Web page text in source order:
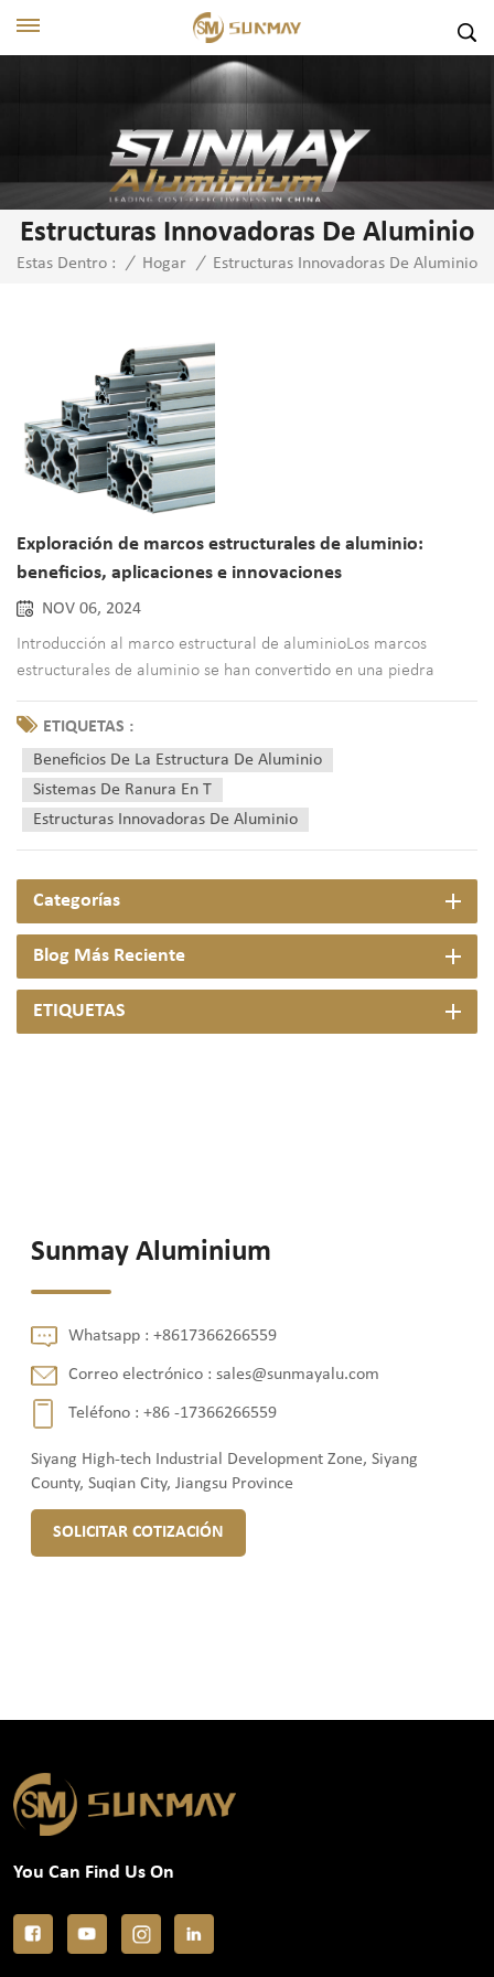
Estructuras Innovadoras De Aluminio
Estas Dentro : / Hogar / Estructuras Innovadoras De Aluminio
Exploración de marcos estructurales de aluminio:
beneficios, aplicaciones e innovaciones
NOV 06, 2024
Introducción al marco estructural de aluminioLos marcos
estructurales de aluminio se han convertido en una piedra
angular de la construcción y la fabricación modernas,
ofreciendo una combinación de propiedades de ligereza,
resistencia y versatilidad que los materiales tradicionales como
el acero luc...
ETIQUETAS :
Beneficios De La Estructura De Aluminio
Sistemas De Ranura En T
Estructuras Innovadoras De Aluminio
Categorías
Blog Más Reciente
ETIQUETAS
Sunmay Aluminium
Whatsapp :+8617366266559
Correo electrónico :sales@sunmayalu.com
Teléfono :+86 -17366266559
Siyang High-tech Industrial Development Zone, Siyang
County, Suqian City, Jiangsu Province
SOLICITAR COTIZACIÓN
You Can Find Us On